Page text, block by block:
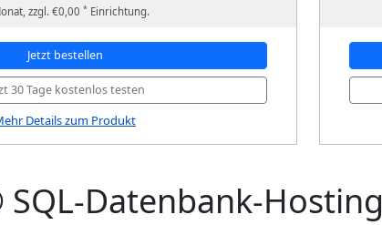
zzgl. €0,00 * Einrichtung.
Jetzt bestellen
30 Tage kostenlos testen
Details zum Produkt
Datenbank-Hosting